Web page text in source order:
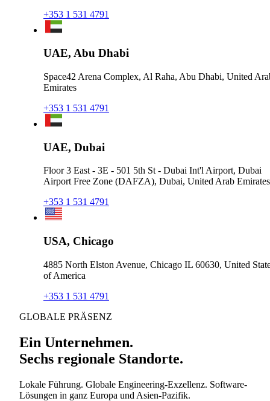
+353 1 531 4791
UAE, Abu Dhabi
Space42 Arena Complex, Al Raha, Abu Dhabi, United
Emirates
+353 1 531 4791
UAE, Dubai
Floor 3 East - 3E - 501 5th St - Dubai Int'l Airport, Dubai
Airport Free Zone (DAFZA), Dubai, United Arab Emirates
+353 1 531 4791
USA, Chicago
4885 North Elston Avenue, Chicago IL 60630, United
of America
+353 1 531 4791
GLOBALE PRÄSENZ
Ein Unternehmen.
Sechs regionale Standorte.
Lokale Führung. Globale Engineering-Exzellenz. Software-
Lösungen in ganz Europa und Asien-Pazifik.